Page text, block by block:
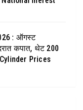
: ऑगस्ट
कपात, थेट 200
Prices